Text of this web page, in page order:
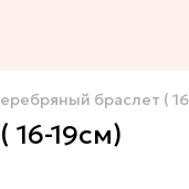
браслет (
16-19см)